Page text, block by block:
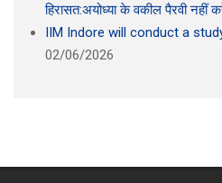
हिरासत:अयोध्या के वकील पैरवी नहीं
IIM Indore will conduct a
02/06/2026